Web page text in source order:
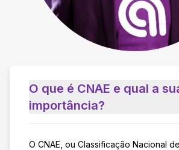
O que é CNAE e qual a
importância?
O CNAE, ou Classificação Nacional